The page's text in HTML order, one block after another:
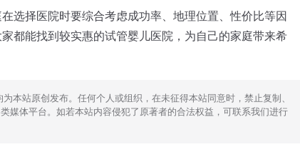
择医院时要综合考虑成功率、地理位置、性价比等因
都能找到较实惠的试管婴儿医院，为自己的家庭带来希
本站原创发布。任何个人或组织，在未征得本站同意时，禁止复制、
媒体平台。如若本站内容侵犯了原著者的合法权益，可联系我们进行